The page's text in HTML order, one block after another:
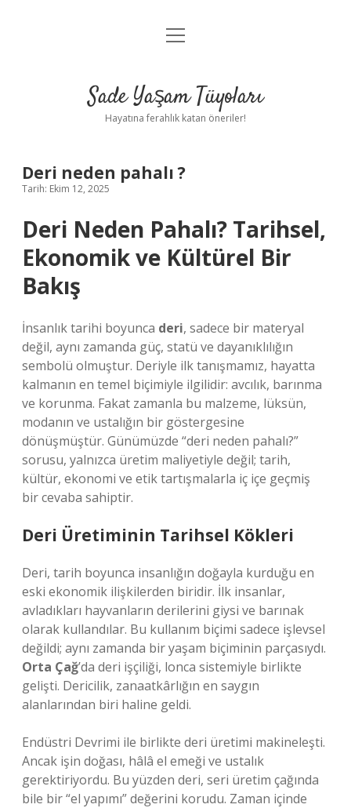
Anasayfa
Yasal Uyarı
menüyü
Sade Yaşam Tüyoları
Hayatına ferahlık katan öneriler!
Deri neden pahalı ?
Tarih: Ekim 12, 2025
Deri Neden Pahalı? Tarihsel,
Ekonomik ve Kültürel Bir
Bakış
İnsanlık tarihi boyunca deri, sadece bir materyal
değil, aynı zamanda güç, statü ve dayanıklılığın
sembolü olmuştur. Deriyle ilk tanışmamız, hayatta
kalmanın en temel biçimiyle ilgilidir: avcılık, barınma
ve korunma. Fakat zamanla bu malzeme, lüksün,
modanın ve ustalığın bir göstergesine
dönüşmüştür. Günümüzde “deri neden pahalı?”
sorusu, yalnızca üretim maliyetiyle değil; tarih,
kültür, ekonomi ve etik tartışmalarla iç içe geçmiş
bir cevaba sahiptir.
Deri Üretiminin Tarihsel Kökleri
Deri, tarih boyunca insanlığın doğayla kurduğu en
eski ekonomik ilişkilerden biridir. İlk insanlar,
avladıkları hayvanların derilerini giysi ve barınak
olarak kullandılar. Bu kullanım biçimi sadece işlevsel
değildi; aynı zamanda bir yaşam biçiminin parçasıydı.
Orta Çağ’da deri işçiliği, lonca sistemiyle birlikte
gelişti. Dericilik, zanaatkârlığın en saygın
alanlarından biri haline geldi.
Endüstri Devrimi ile birlikte deri üretimi makineleşti.
Ancak işin doğası, hâlâ el emeği ve ustalık
gerektiriyordu. Bu yüzden deri, seri üretim çağında
bile bir “el yapımı” değerini korudu. Zaman içinde